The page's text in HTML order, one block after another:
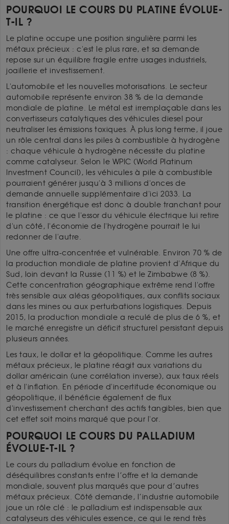
POURQUOI LE COURS DU PLATINE ÉVOLUE-
T-IL ?
Le platine occupe une position singulière parmi les
métaux précieux : c'est le plus rare, et sa demande
repose sur un équilibre fragile entre usages industriels,
joaillerie et investissement.
L'automobile et les nouvelles motorisations. Le secteur
automobile représente environ 38 % de la demande
mondiale de platine. Le métal est irremplaçable dans les
convertisseurs catalytiques des véhicules diesel pour
neutraliser les émissions toxiques. À plus long terme, il joue
un rôle central dans les piles à combustible à hydrogène
: chaque véhicule à hydrogène nécessite du platine
comme catalyseur. Selon le WPIC (World Platinum
Investment Council), les véhicules à pile à combustible
pourraient générer jusqu'à 3 millions d'onces de
demande annuelle supplémentaire d'ici 2033. La
transition énergétique est donc à double tranchant pour
le platine : ce que l'essor du véhicule électrique lui retire
d'un côté, l'économie de l'hydrogène pourrait le lui
redonner de l'autre.
Une offre ultra-concentrée et vulnérable. Environ 70 % de
la production mondiale de platine provient d'Afrique du
Sud, loin devant la Russie (11 %) et le Zimbabwe (8 %).
Cette concentration géographique extrême rend l'offre
très sensible aux aléas géopolitiques, aux conflits sociaux
dans les mines ou aux perturbations logistiques. Depuis
2015, la production mondiale a reculé de plus de 6 %, et
le marché enregistre un déficit structurel persistant depuis
plusieurs années.
Les taux, le dollar et la géopolitique. Comme les autres
métaux précieux, le platine réagit aux variations du
dollar américain (une corrélation inverse), aux taux réels
et à l'inflation. En période d'incertitude économique ou
géopolitique, il bénéficie également de flux
d'investissement cherchant des actifs tangibles, bien que
cet effet soit moins marqué que pour l'or.
POURQUOI LE COURS DU PALLADIUM
ÉVOLUE-T-IL ?
Le cours du palladium évolue en fonction de
déséquilibres constants entre l’offre et la demande
mondiale, souvent plus marqués que pour d’autres
métaux précieux. Côté demande, l’industrie automobile
joue un rôle clé : le palladium est indispensable aux
catalyseurs des véhicules essence, ce qui le rend très